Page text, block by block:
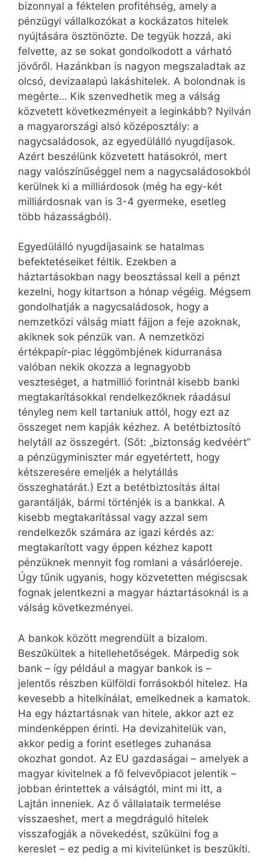
bizonnyal a féktelen profitéhség, amely a
pénzügyi vállalkozókat a kockázatos hitelek
nyújtására ösztönözte. De tegyük hozzá, aki
felvette, az se sokat gondolkodott a várható
jövőről. Hazánkban is nagyon megszaladtak az
olcsó, devizaalapú lakáshitelek. A bolondnak is
megérte… Kik szenvedhetik meg a válság
közvetett következményeit a leginkább? Nyilván
a magyarországi alsó középosztály: a
nagycsaládosok, az egyedülálló nyugdíjasok.
Azért beszélünk közvetett hatásokról, mert
nagy valószínűséggel nem a nagycsaládosokból
kerülnek ki a milliárdosok (még ha egy-két
milliárdosnak van is 3-4 gyermeke, esetleg
több házasságból).
Egyedülálló nyugdíjasaink se hatalmas
befektetéseiket féltik. Ezekben a
háztartásokban nagy beosztással kell a pénzt
kezelni, hogy kitartson a hónap végéig. Mégsem
gondolhatják a nagycsaládosok, hogy a
nemzetközi válság miatt fájjon a feje azoknak,
akiknek sok pénzük van. A nemzetközi
értékpapír-piac léggömbjének kidurranása
valóban nekik okozza a legnagyobb
veszteséget, a hatmillió forintnál kisebb banki
megtakarításokkal rendelkezőknek ráadásul
tényleg nem kell tartaniuk attól, hogy ezt az
összeget nem kapják kézhez. A betétbiztosító
helytáll az összegért. (Sőt: „biztonság kedvéért”
a pénzügyminiszter már egyetértett, hogy
kétszeresére emeljék a helytállás
összeghatárát.) Ezt a betétbiztosítás által
garantálják, bármi történjék is a bankkal. A
kisebb megtakarítással vagy azzal sem
rendelkezők számára az igazi kérdés az:
megtakarított vagy éppen kézhez kapott
pénzüknek mennyit fog romlani a vásárlóereje.
Úgy tűnik ugyanis, hogy közvetetten mégiscsak
fognak jelentkezni a magyar háztartásoknál is a
válság következményei.
A bankok között megrendült a bizalom.
Beszűkültek a hitellehetőségek. Márpedig sok
bank – így például a magyar bankok is –
jelentős részben külföldi forrásokból hitelez. Ha
kevesebb a hitelkínálat, emelkednek a kamatok.
Ha egy háztartásnak van hitele, akkor azt ez
mindenképpen érinti. Ha devizahitelük van,
akkor pedig a forint esetleges zuhanása
okozhat gondot. Az EU gazdaságai – amelyek a
magyar kivitelnek a fő felvevőpiacot jelentik –
jobban érintettek a válságtól, mint mi itt, a
Lajtán inneniek. Az ő vállalataik termelése
visszaeshet, mert a megdráguló hitelek
visszafogják a növekedést, szűkülni fog a
kereslet – ez pedig a mi kivitelünket is beszűkíti.